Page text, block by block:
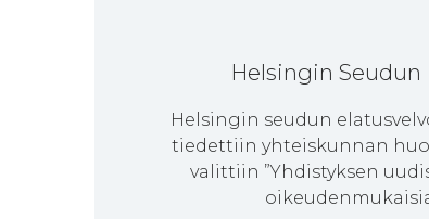
Helsingin Seudun
Helsingin seudun
tiedettiin yhteiskunnan
valittiin ”Yhdistyksen